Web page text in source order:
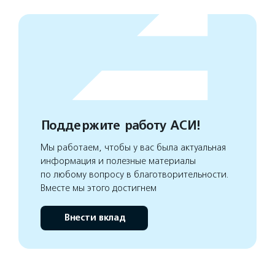
Поддержите работу АСИ!
Мы работаем, чтобы у вас была актуальная
информация и полезные материалы
по любому вопросу в благотворительности.
Вместе мы этого достигнем
Внести вклад